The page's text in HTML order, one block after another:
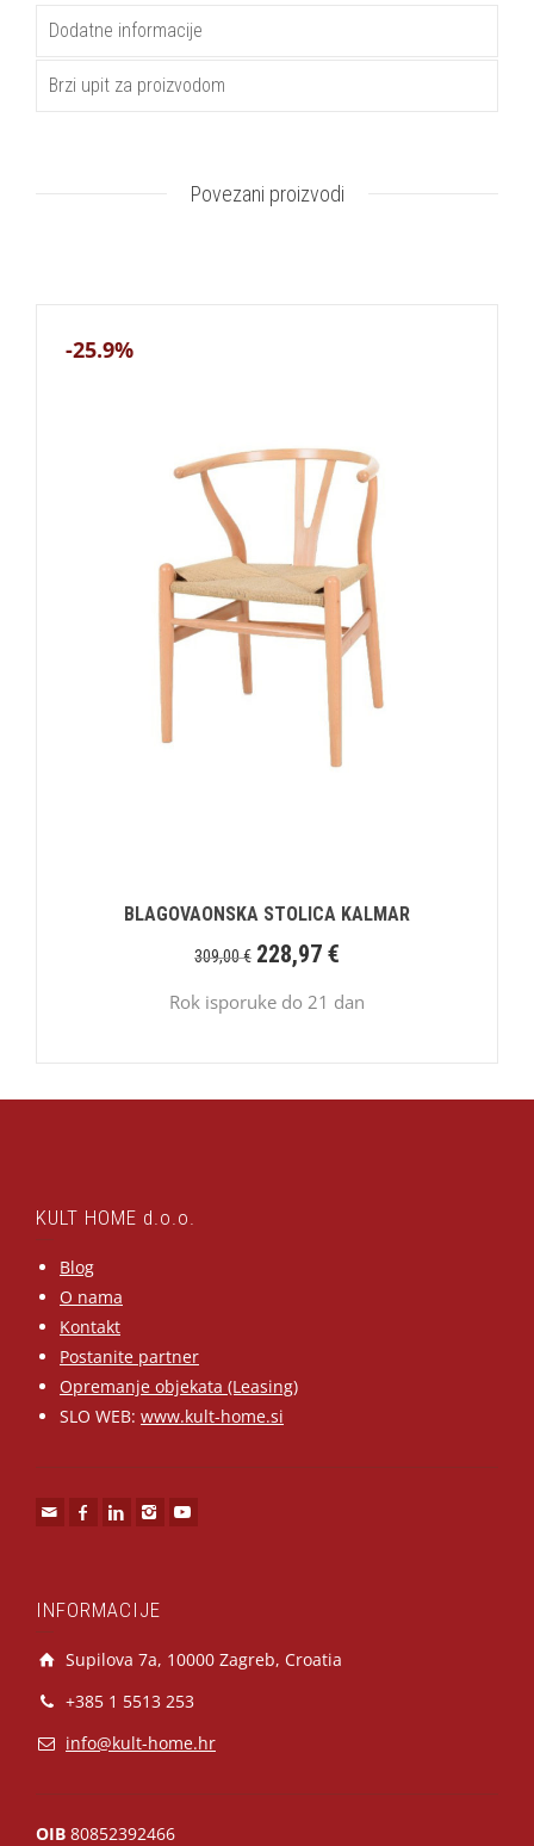
Dodatne informacije
Brzi upit za proizvodom
Povezani proizvodi
-25.9%
BLAGOVAONSKA STOLICA KALMAR
309,00€ 228,97 €
Rok isporuke do 21 dan
KULT HOME d.o.o.
Blog
O nama
Kontakt
Postanite partner
Opremanje objekata (Leasing)
SLO WEB: www.kult-home.si
INFORMACIJE
Supilova 7a, 10000 Zagreb, Croatia
+385 1 5513 253
info@kult-home.hr
OIB 80852392466